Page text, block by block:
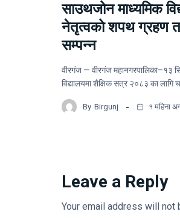
साउथजोन माध्यमिक
नेतृत्वको शपथ ग्रहण
सम्पन्न
वीरगंज — वीरगंज महानगरपालिका–१३
विद्यालयमा शैक्षिक सत्र २०८३ का लागि
By Birgunj १ महिना
Leave a Reply
Your email address will not